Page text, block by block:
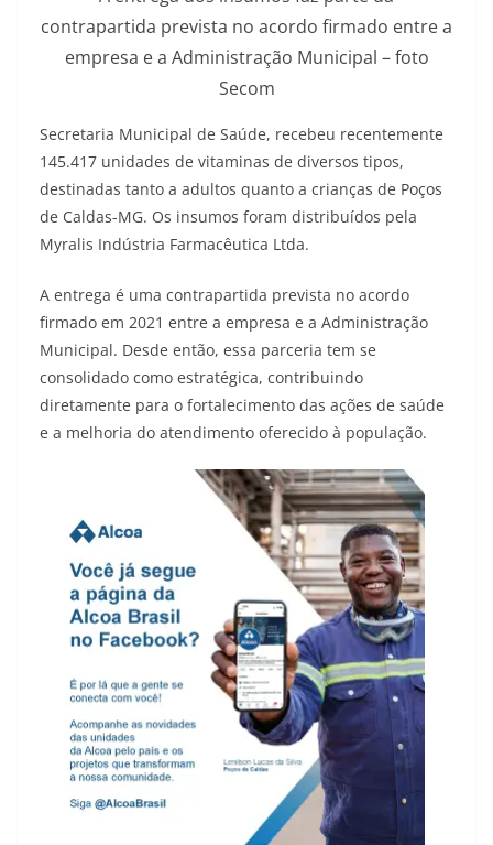
contrapartida prevista no acordo firmado entre a
empresa e a Administração Municipal – foto
Secom
Secretaria Municipal de Saúde, recebeu recentemente
145.417 unidades de vitaminas de diversos tipos,
destinadas tanto a adultos quanto a crianças de Poços
de Caldas-MG. Os insumos foram distribuídos pela
Myralis Indústria Farmacêutica Ltda.
A entrega é uma contrapartida prevista no acordo
firmado em 2021 entre a empresa e a Administração
Municipal. Desde então, essa parceria tem se
consolidado como estratégica, contribuindo
diretamente para o fortalecimento das ações de saúde
e a melhoria do atendimento oferecido à população.